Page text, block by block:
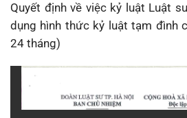
Quyết định về việc kỷ luật Luật
dụng hình thức kỷ luật tạm đình
24 tháng)